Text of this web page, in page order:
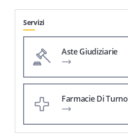
Servizi
Aste Giudiziarie
Farmacie Di Turno